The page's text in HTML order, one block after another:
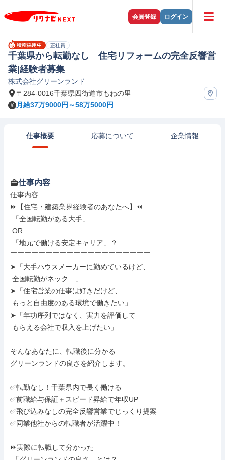
会員登録 ログイン
正社員
千葉県から転勤なし 住宅リフォームの完全反響営
業|経験者募集
株式会社グリーンランド
〒284-0016千葉県四街道市もねの里
月給37万9000円～58万5000円
仕事概要 応募について 企業情報
仕事内容
仕事内容
⏩【住宅・建築業界経験者のあなたへ】⏪
￣￣￣￣￣￣￣￣￣￣￣￣￣￣￣￣￣￣￣￣
➤「大手ハウスメーカーに勤めているけど、
➤「住宅営業の仕事は好きだけど、
➤「年功序列ではなく、実力を評価して
そんなあなたに、転職後に分かる
グリーンランドの良さを紹介します。
✅転勤なし！千葉県内で長く働ける
✅前職給与保証＋スピード昇給で年収UP
✅飛び込みなしの完全反響営業でじっくり提案
✅同業他社からの転職者が活躍中！
⏩実際に転職して分かった